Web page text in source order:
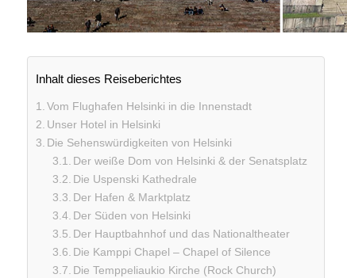
Inhalt dieses Reiseberichtes
Vom Flughafen Helsinki in die Innenstadt
Unser Hotel in Helsinki
Die Sehenswürdigkeiten von Helsinki
Der weiße Dom von Helsinki & der Senatsplatz
Die Uspenski Kathedrale
Der Hafen & Marktplatz
Der Süden von Helsinki
Der Hauptbahnhof und das Nationaltheater
Die Kamppi Chapel – Chapel of Silence
Die Temppeliaukio Kirche (Rock Church)